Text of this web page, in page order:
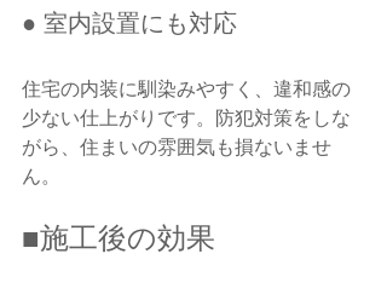
● 室内設置にも対応
住宅の内装に馴染みやすく、違和感の
少ない仕上がりです。防犯対策をしな
がら、住まいの雰囲気も損ないませ
ん。
■施工後の効果